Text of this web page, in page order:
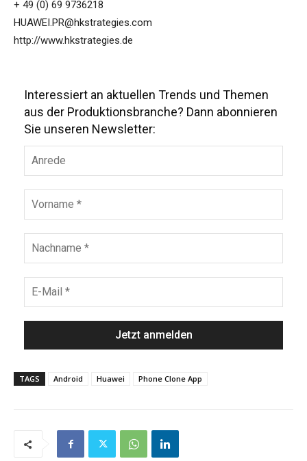
+ 49 (0) 69 9736218
HUAWEI.PR@hkstrategies.com
http://www.hkstrategies.de
Interessiert an aktuellen Trends und Themen
aus der Produktionsbranche? Dann abonnieren
Sie unseren Newsletter:
TAGS Android Huawei Phone Clone App